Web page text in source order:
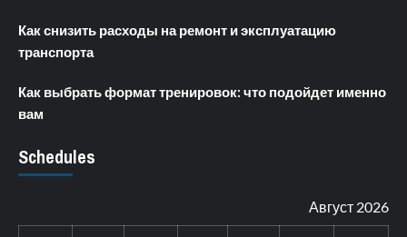
Как снизить расходы на ремонт и эксплуатацию
транспорта
Как выбрать формат тренировок: что подойдет именно
вам
Schedules
Август 2026